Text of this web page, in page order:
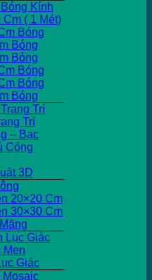
Kính
( 1 Mét)
Bóng
Bóng
Bóng
Bóng
Bóng
Bóng
Trí
Trí
– Bạc
Công
3D
20×20 Cm
30×30 Cm
Lục Giác
Men
Giác
Mosaic